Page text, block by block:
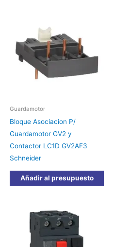
Guardamotor
Bloque Asociacion P/
Guardamotor GV2 y
Contactor LC1D GV2AF3
Schneider
Añadir al presupuesto